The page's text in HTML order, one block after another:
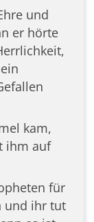
und
er hörte
kam,
ihm auf
für
und ihr tut